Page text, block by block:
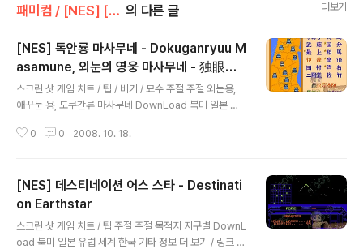
패미컴 / [NES] [FC]/시뮬레이션 의 다른 글 더보기
[NES] 독안룡 마사무네 - Dokuganryuu M
asamune, 외눈의 영웅 마사무네 - 独眼竜
政宗
스크린 샷 게임 치트 / 팁 / 비기 / 묘수 주절 주절 외눈용,
애꾸눈 용, 도쿠간류 마사무네 DownLoad 북미 일본 유
랫폼 게임
0 0 2008. 10. 18.
[NES] 데스티네이션 어스 스타 - Destinati
on Earthstar
스크린 샷 게임 치트 / 팁 주절 주절 목적지 지구별 DownL
oad 북미 일본 유럽 세계 한국 기타 정보 더 보기 / 링크 관